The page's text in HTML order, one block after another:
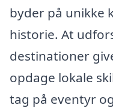
byder på unikke
historie. At
destinationer
opdage lokale
tag på eventyr